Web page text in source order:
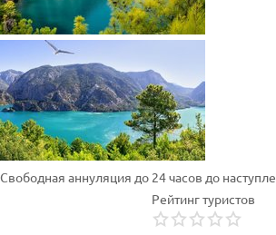
Свободная аннуляция до 24 часов до
Рейтинг туристов